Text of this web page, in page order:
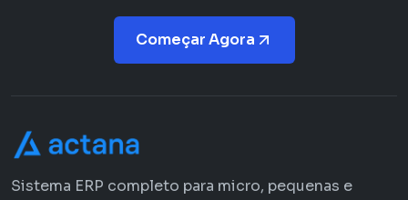
Começar Agora
Sistema ERP completo para micro, pequenas e